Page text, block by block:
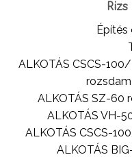
Építés
ALKOTÁS CSCS-
ALKOTÁS SZ-60
ALKOTÁS VH-
ALKOTÁS CSCS-
ALKOTÁS